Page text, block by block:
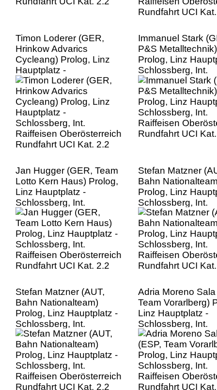
Timon Loderer (GER,
Hrinkow Advarics
Cycleang) Prolog, Linz
Hauptplatz -
Schlossberg, Int.
Raiffeisen Oberösterreich
Rundfahrt UCI Kat. 2.2
Immanuel Stark
P&S Metalltechnik)
Prolog, Linz
Schlossberg, Int.
Raiffeisen
Rundfahrt UCI
Jan Hugger (GER, Team
Lotto Kern Haus) Prolog,
Linz Hauptplatz -
Schlossberg, Int.
Raiffeisen Oberösterreich
Rundfahrt UCI Kat. 2.2
Stefan Matzner
Bahn
Prolog, Linz
Schlossberg, Int.
Raiffeisen
Rundfahrt UCI
Stefan Matzner (AUT,
Bahn Nationalteam)
Prolog, Linz Hauptplatz -
Schlossberg, Int.
Raiffeisen Oberösterreich
Rundfahrt UCI Kat. 2.2
Adria Moreno Sala
Team Vorarlberg)
Linz Hauptplatz -
Schlossberg, Int.
Raiffeisen
Rundfahrt UCI